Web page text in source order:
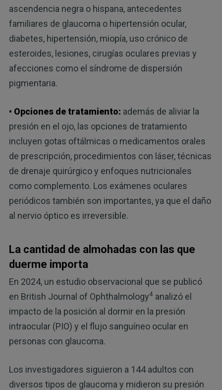
ascendencia negra o hispana, antecedentes
familiares de glaucoma o hipertensión ocular,
diabetes, hipertensión, miopía, uso crónico de
esteroides, lesiones, cirugías oculares previas y
afecciones como el síndrome de dispersión
pigmentaria.
• Opciones de tratamiento: además de aliviar la
presión en el ojo, las opciones de tratamiento
incluyen gotas oftálmicas o medicamentos orales
de prescripción, procedimientos con láser, técnicas
de drenaje quirúrgico y enfoques nutricionales
como complemento. Los exámenes oculares
periódicos también son importantes, ya que el daño
al nervio óptico es irreversible.
La cantidad de almohadas con las que
duerme importa
En 2024, un estudio observacional que se publicó
en British Journal of Ophthalmology4analizó el
impacto de la posición al dormir en la presión
intraocular (PIO) y el flujo sanguíneo ocular en
personas con glaucoma.
Los investigadores siguieron a 144 adultos con
diversos tipos de glaucoma y midieron su presión